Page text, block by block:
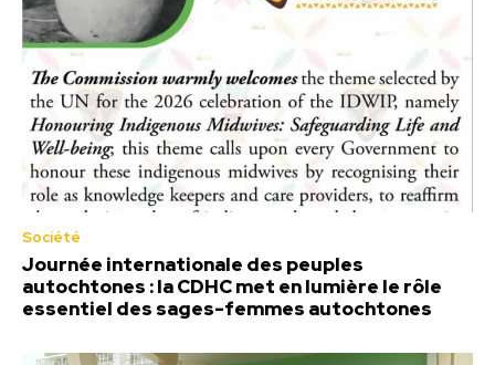
Société
Journée internationale des peuples
autochtones : la CDHC met en lumière le rôle
essentiel des sages-femmes autochtones